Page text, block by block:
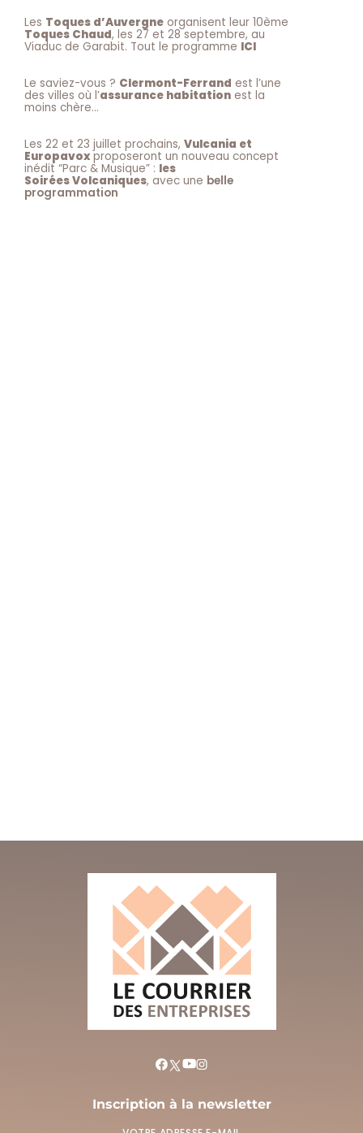
Les Toques d’Auvergne organisent leur 10ème
Toques Chaud, les 27 et 28 septembre, au
Viaduc de Garabit. Tout le programme ICI
Le saviez-vous ? Clermont-Ferrand est l’une
des villes où l’assurance habitation est la
moins chère…
Les 22 et 23 juillet prochains, Vulcania et
Europavoxproposeront un nouveau concept
inédit “Parc & Musique” : les
Soirées Volcaniques, avec une belle
programmation
Inscription à la newsletter